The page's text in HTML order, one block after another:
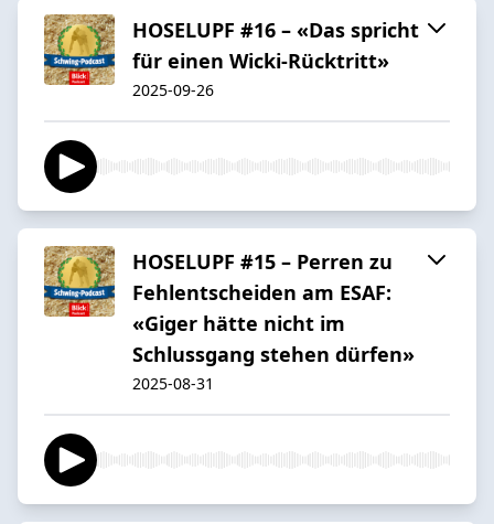
HOSELUPF #16 – «Das spricht
für einen Wicki-Rücktritt»
2025-09-26
HOSELUPF #15 – Perren zu
Fehlentscheiden am ESAF:
«Giger hätte nicht im
Schlussgang stehen dürfen»
2025-08-31